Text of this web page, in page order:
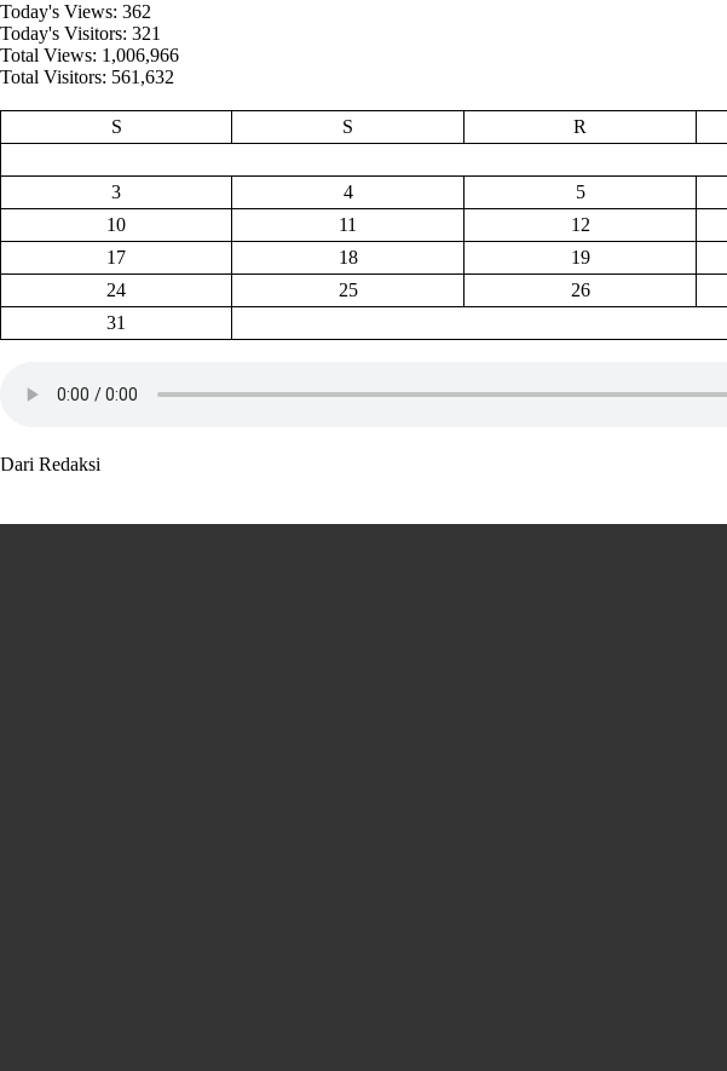
Today's Views: 362
Today's Visitors: 321
Total Views: 1,006,966
Total Visitors: 561,632
S
S R
3
4 5
10
11 12
17
18 19
24
25 26
31
Dari Redaksi